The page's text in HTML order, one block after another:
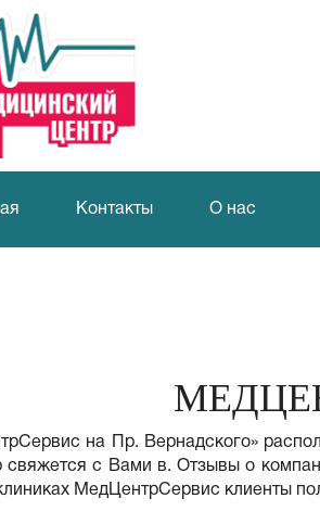
Контакты О нас
на Пр. Вернадского»
свяжется с Вами в. Отзывы о
МедЦентрСервис клиенты